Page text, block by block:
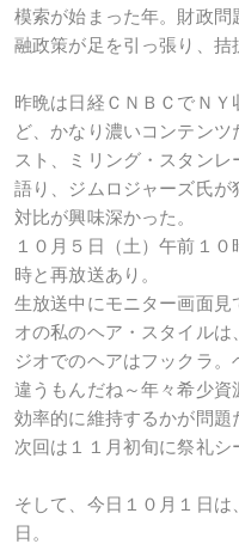
模索が始まった年。財政
融政策が足を引っ張り、拮
昨晩は日経ＣＮＢＣでＮ
ど、かなり濃いコンテンツ
スト、ミリング・スタン
語り、ジムロジャーズ氏
対比が興味深かった。
１０月５日（土）午前１
時と再放送あり。
生放送中にモニター画面
オの私のヘア・スタイルは
ジオでのヘアはフックラ
違うもんだね～年々希少資
効率的に維持するかが問題
次回は１１月初旬に祭礼シ
そして、今日１０月１日
日。